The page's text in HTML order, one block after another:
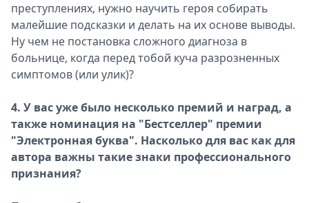
преступлениях, нужно научить героя собирать
малейшие подсказки и делать на их основе выводы.
Ну чем не постановка сложного диагноза в
больнице, когда перед тобой куча разрозненных
симптомов (или улик)?
4. У вас уже было несколько премий и наград, а
также номинация на "Бестселлер" премии
"Электронная буква". Насколько для вас как для
автора важны такие знаки профессионального
признания?